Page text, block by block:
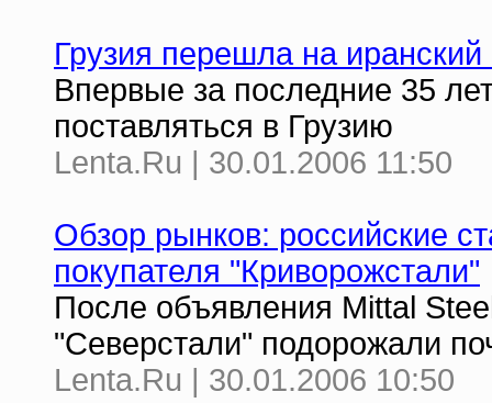
Грузия перешла на иранский
Впервые за последние 35
поставляться в Грузию
Lenta.Ru | 30.01.2006 11:50
Обзор рынков: российские
покупателя "Криворожстали"
После объявления Mittal
"Северстали" подорожали
Lenta.Ru | 30.01.2006 10:50